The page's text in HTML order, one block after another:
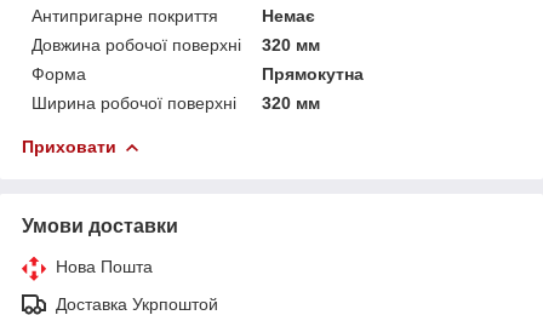
Антипригарне покриття
Немає
Довжина робочої поверхні
320 мм
Форма
Прямокутна
Ширина робочої поверхні
320 мм
Приховати
Умови доставки
Нова Пошта
Доставка Укрпоштой